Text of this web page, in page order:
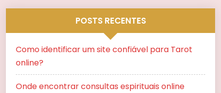
POSTS RECENTES
Como identificar um site confiável para Tarot
online?
Onde encontrar consultas espirituais online